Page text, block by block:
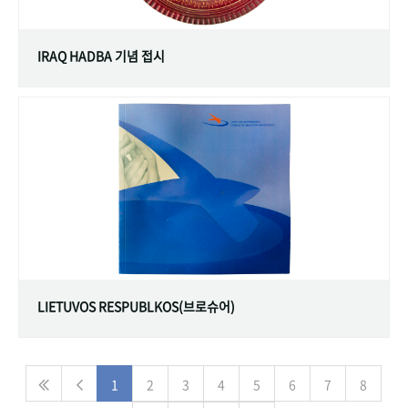
IRAQ HADBA 기념 접시
LIETUVOS RESPUBLKOS(브로슈어)
1 2 3 4 5 6 7 8